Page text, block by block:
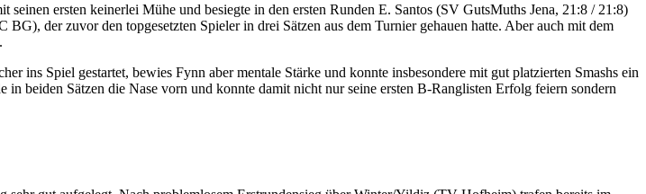
ersten keinerlei Mühe und besiegte in den ersten Runden E. Santos (SV GutsMuths Jena, 21:8 / 21:8)
der zuvor den topgesetzten Spieler in drei Sätzen aus dem Turnier gehauen hatte. Aber auch mit dem
ins Spiel gestartet, bewies Fynn aber mentale Stärke und konnte insbesondere mit gut platzierten Smashs ein
beiden Sätzen die Nase vorn und konnte damit nicht nur seine ersten B-Ranglisten Erfolg feiern sondern